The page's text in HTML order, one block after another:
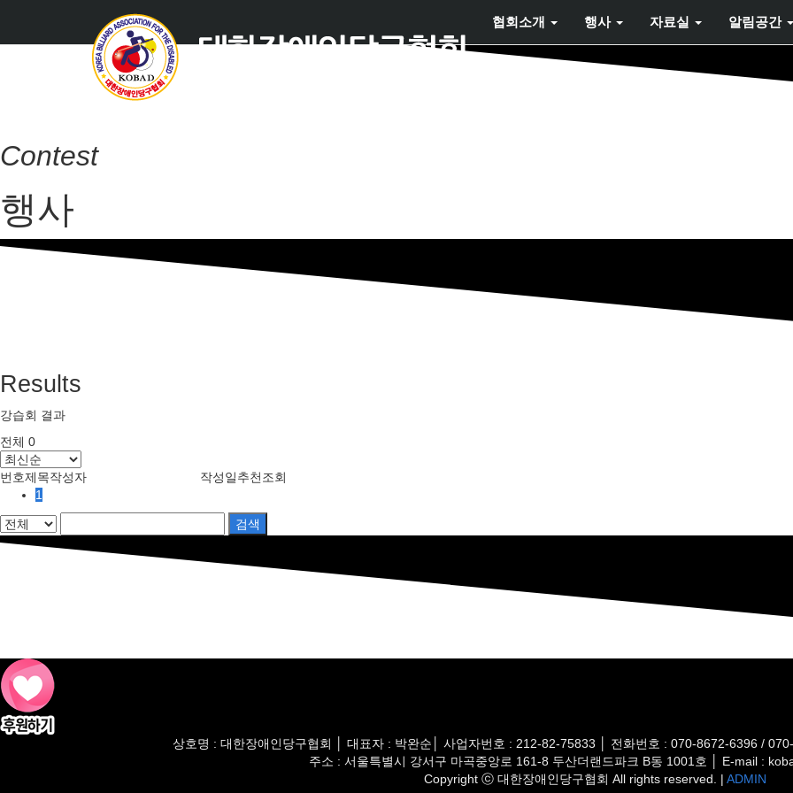
협회소개 행사 자료실 알림공간
Contest
행사
Results
강습회 결과
전체 0
번호제목작성자 작성일추천조회
1
검색
상호명 : 대한장애인당구협회 │ 대표자 : 박완순│ 사업자번호 : 212-82-75833 │ 전화번호 : 070-8672-6396 /
주소 : 서울특별시 강서구 마곡중앙로 161-8 두산더랜드파크 B동 1001호 │ E-mail :
Copyright ⓒ 대한장애인당구협회 All rights reserved. | ADMIN